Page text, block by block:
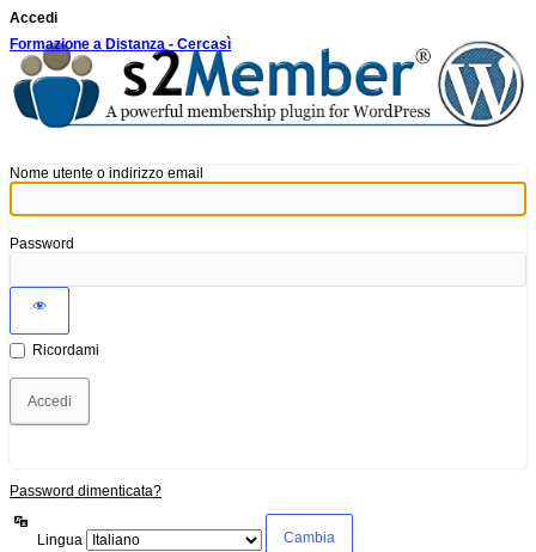
Accedi
Formazione a Distanza - Cercasì
Nome utente o indirizzo email
Password
Ricordami
Password dimenticata?
Lingua